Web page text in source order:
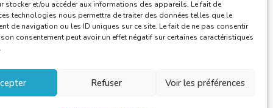
stocker et/ou accéder aux informations des appareils. Le fait de
technologies nous permettra de traiter des données telles que le
de navigation ou les ID uniques sur ce site. Le fait de ne pas consentir
consentement peut avoir un effet négatif sur certaines caractéristiques
Refuser Voir les préférences
Vie de la CBTI